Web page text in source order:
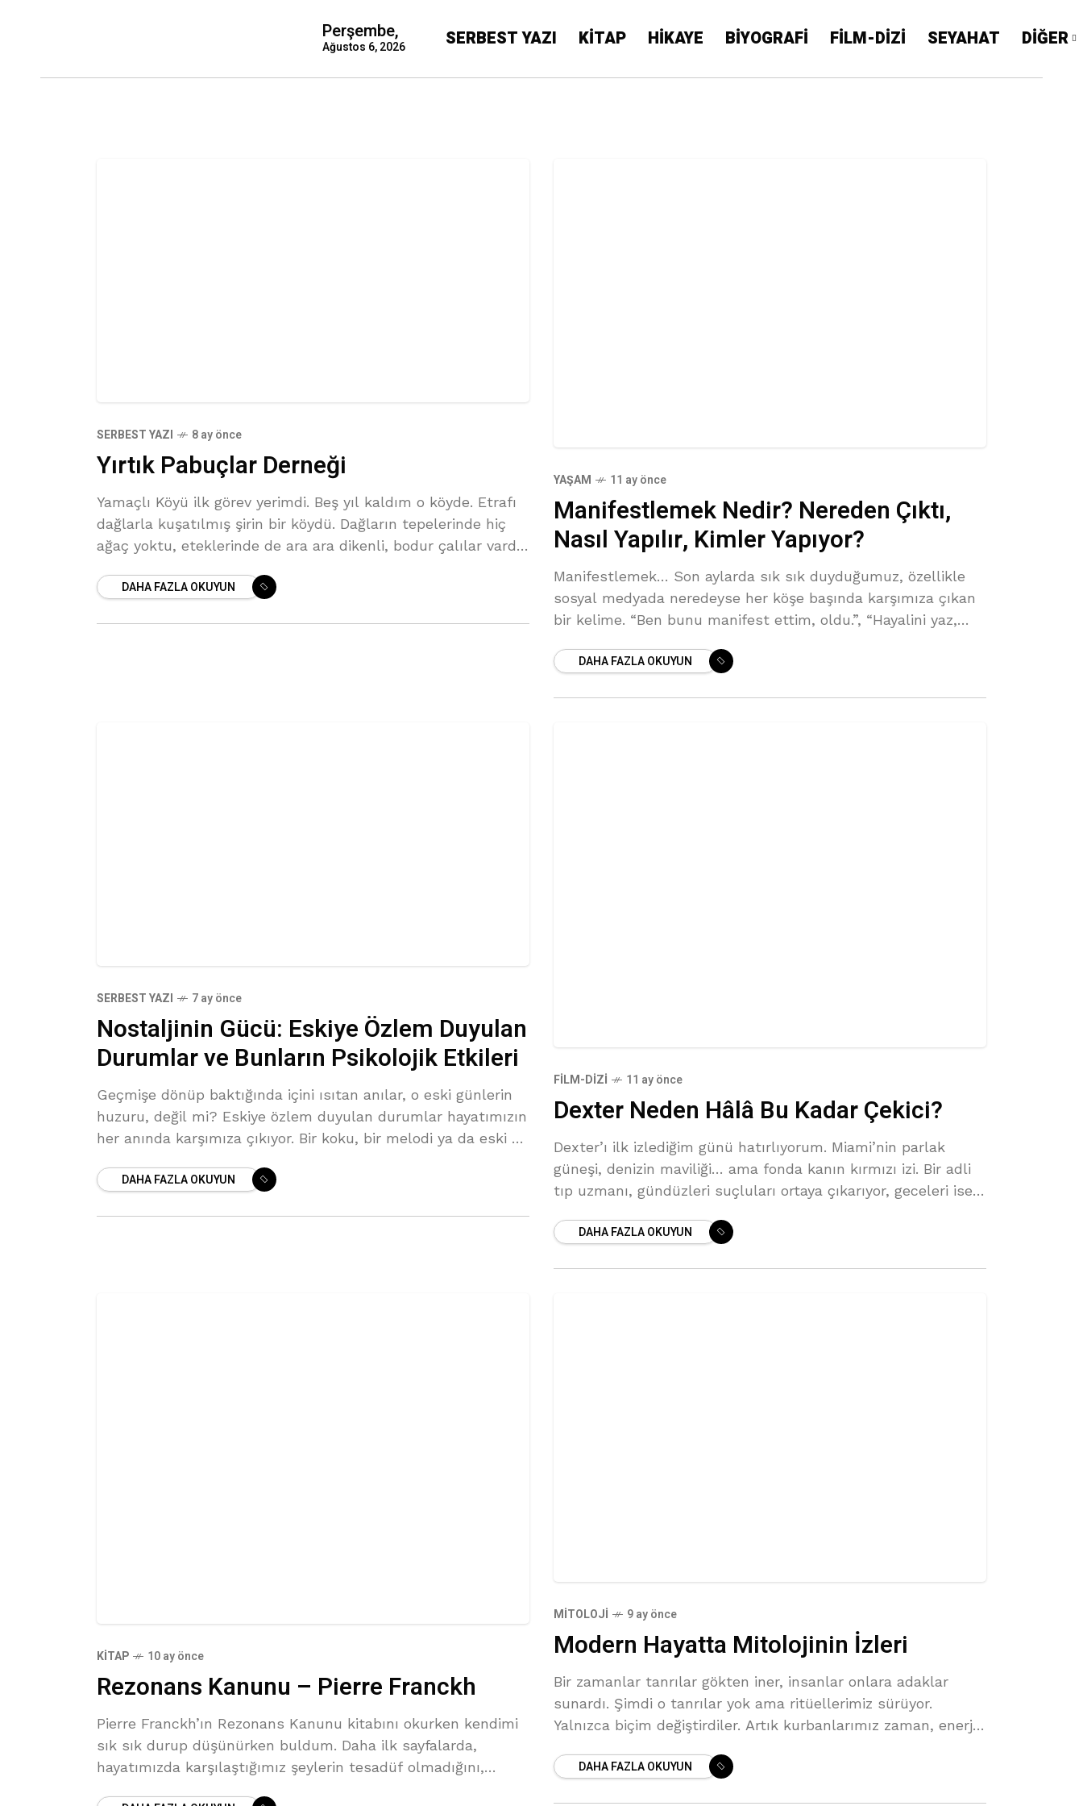
Perşembe,
Ağustos 6, 2026 SERBEST YAZI KİTAP HİKAYE BİYOGRAFİ FİLM-DİZİ SEYAHAT DİĞER
SERBEST YAZI 8 ay önce
Yırtık Pabuçlar Derneği
Yamaçlı Köyü ilk görev yerimdi. Beş yıl kaldım o köyde. Etrafı
dağlarla kuşatılmış şirin bir köydü. Dağların tepelerinde hiç
ağaç yoktu, eteklerinde de ara ara dikenli, bodur çalılar vardı
DAHA FAZLA OKUYUN
YAŞAM 11 ay önce
Manifestlemek Nedir? Nereden Çıktı,
Nasıl Yapılır, Kimler Yapıyor?
Manifestlemek… Son aylarda sık sık duyduğumuz, özellikle
sosyal medyada neredeyse her köşe başında karşımıza çıkan
bir kelime. “Ben bunu manifest ettim, oldu.”, “Hayalini yaz,
DAHA FAZLA OKUYUN
SERBEST YAZI 7 ay önce
Nostaljinin Gücü: Eskiye Özlem Duyulan
Durumlar ve Bunların Psikolojik Etkileri
Geçmişe dönüp baktığında içini ısıtan anılar, o eski günlerin
huzuru, değil mi? Eskiye özlem duyulan durumlar hayatımızın
her anında karşımıza çıkıyor. Bir koku, bir melodi ya da eski bir
DAHA FAZLA OKUYUN
FILM-DIZI 11 ay önce
Dexter Neden Hâlâ Bu Kadar Çekici?
Dexter’ı ilk izlediğim günü hatırlıyorum. Miami’nin parlak
güneşi, denizin maviliği… ama fonda kanın kırmızı izi. Bir adli
tıp uzmanı, gündüzleri suçluları ortaya çıkarıyor, geceleri ise
DAHA FAZLA OKUYUN
KITAP 10 ay önce
Rezonans Kanunu – Pierre Franckh
Pierre Franckh’ın Rezonans Kanunu kitabını okurken kendimi
sık sık durup düşünürken buldum. Daha ilk sayfalarda,
hayatımızda karşılaştığımız şeylerin tesadüf olmadığını,
MITOLOJI 9 ay önce
Modern Hayatta Mitolojinin İzleri
Bir zamanlar tanrılar gökten iner, insanlar onlara adaklar
sunardı. Şimdi o tanrılar yok ama ritüellerimiz sürüyor.
Yalnızca biçim değiştirdiler. Artık kurbanlarımız zaman, enerji
DAHA FAZLA OKUYUN